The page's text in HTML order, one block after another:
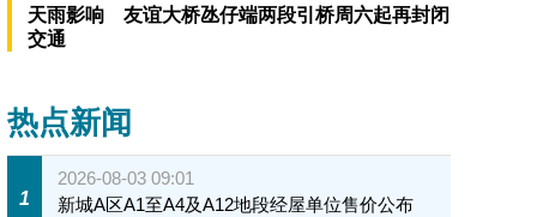
天雨影响 友谊大桥氹仔端两段引桥周六起再封闭
交通
热点新闻
1
2026-08-03 09:01
新城A区A1至A4及A12地段经屋单位售价公布